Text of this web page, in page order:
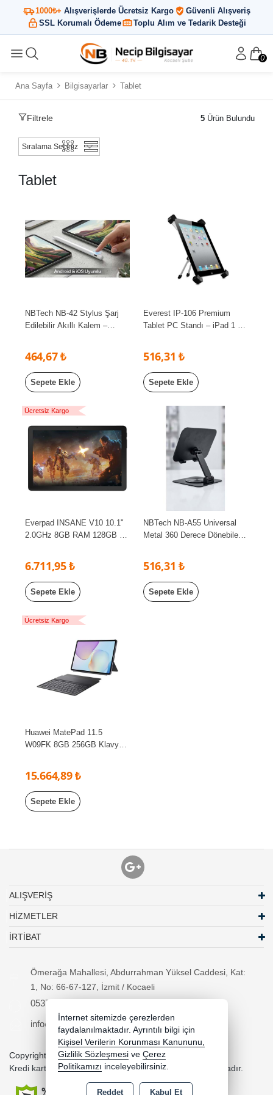
1000₺+ Alışverişlerde Ücretsiz Kargo
Güvenli Alışveriş
SSL Korumalı Ödeme
Toplu Alım ve Tedarik Desteği
0
Ana Sayfa Bilgisayarlar Tablet
Filtrele 5 Ürün Bulundu
Tablet
NBTech NB-42 Stylus Şarj
Edilebilir Akıllı Kalem –
464,67 ₺
Sepete Ekle
Everest IP-106 Premium
Tablet PC Standı – iPad 1 &
516,31 ₺
Sepete Ekle
Ücretsiz Kargo
Everpad INSANE V10 10.1"
2.0GHz 8GB RAM 128GB 4G
Tablet
6.711,95 ₺
Sepete Ekle
NBTech NB-A55 Universal
Metal 360 Derece Dönebilen
516,31 ₺
Sepete Ekle
Ücretsiz Kargo
Huawei MatePad 11.5
W09FK 8GB 256GB Klavyeli
15.664,89 ₺
Sepete Ekle
ALIŞVERİŞ
HİZMETLER
İRTİBAT
Ömerağa Mahallesi, Abdurrahman Yüksel Caddesi, Kat:
1, No: 66-67-127, İzmit / Kocaeli
05370294557
info@necipbilgisayar.net
Copyright 2026 necipbilgisayar.net - Tüm hakları saklıdır.
Kredi kartı bilgileriniz 256bit SSL sertifikası ile korunmaktadır.
İnternet sitemizde çerezlerden
faydalanılmaktadır. Ayrıntılı bilgi için
Kişisel Verilerin Korunması Kanununu,
Gizlilik Sözleşmesi ve Çerez
Politikamızı inceleyebilirsiniz.
Reddet Kabul Et